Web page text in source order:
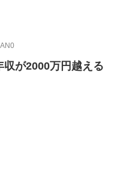
が2000万円越える